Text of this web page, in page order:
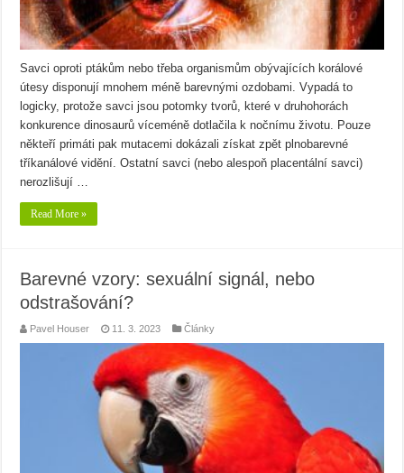
Savci oproti ptákům nebo třeba organismům obývajících korálové
útesy disponují mnohem méně barevnými ozdobami. Vypadá to
logicky, protože savci jsou potomky tvorů, které v druhohorách
konkurence dinosaurů víceméně dotlačila k nočnímu životu. Pouze
někteří primáti pak mutacemi dokázali získat zpět plnobarevné
tříkanálové vidění. Ostatní savci (nebo alespoň placentální savci)
nerozlišují …
Read More »
Barevné vzory: sexuální signál, nebo
odstrašování?
Pavel Houser 11. 3. 2023 Články